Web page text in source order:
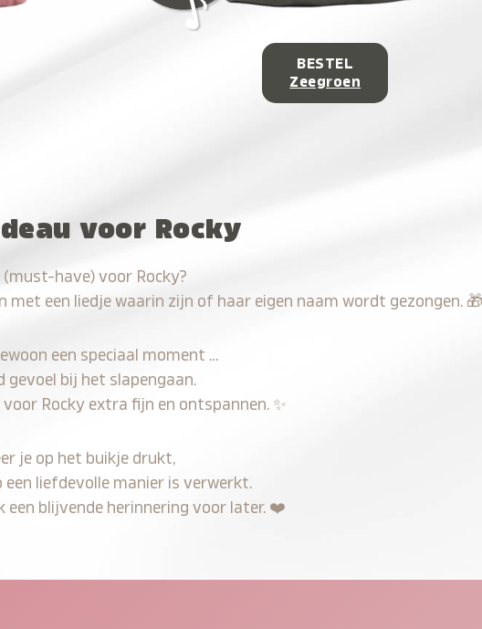
BESTEL
Zeegroen
voor Rocky
(must-have) voor Rocky?
met een liedje waarin zijn of haar eigen naam wordt gezongen.
een speciaal moment …
gevoel bij het slapengaan.
Rocky extra fijn en ontspannen. ✨
je op het buikje drukt,
een liefdevolle manier is verwerkt.
een blijvende herinnering voor later. ❤️